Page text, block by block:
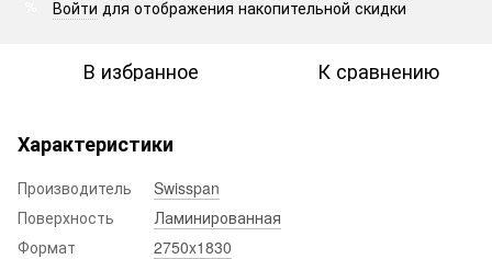
Войти для отображения накопительной скидки
В избранное К сравнению
Характеристики
Производитель
Swisspan
Поверхность
Ламинированная
Формат
2750x1830